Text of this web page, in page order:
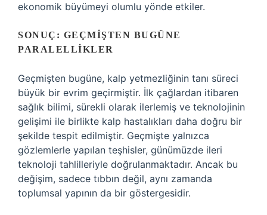
ekonomik büyümeyi olumlu yönde etkiler.
SONUÇ: GEÇMIŞTEN BUGÜNE
PARALELLIKLER
Geçmişten bugüne, kalp yetmezliğinin tanı süreci
büyük bir evrim geçirmiştir. İlk çağlardan itibaren
sağlık bilimi, sürekli olarak ilerlemiş ve teknolojinin
gelişimi ile birlikte kalp hastalıkları daha doğru bir
şekilde tespit edilmiştir. Geçmişte yalnızca
gözlemlerle yapılan teşhisler, günümüzde ileri
teknoloji tahlilleriyle doğrulanmaktadır. Ancak bu
değişim, sadece tıbbın değil, aynı zamanda
toplumsal yapının da bir göstergesidir.